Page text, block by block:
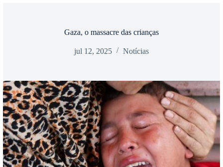
Gaza, o massacre das crianças
jul 12, 2025 Notícias